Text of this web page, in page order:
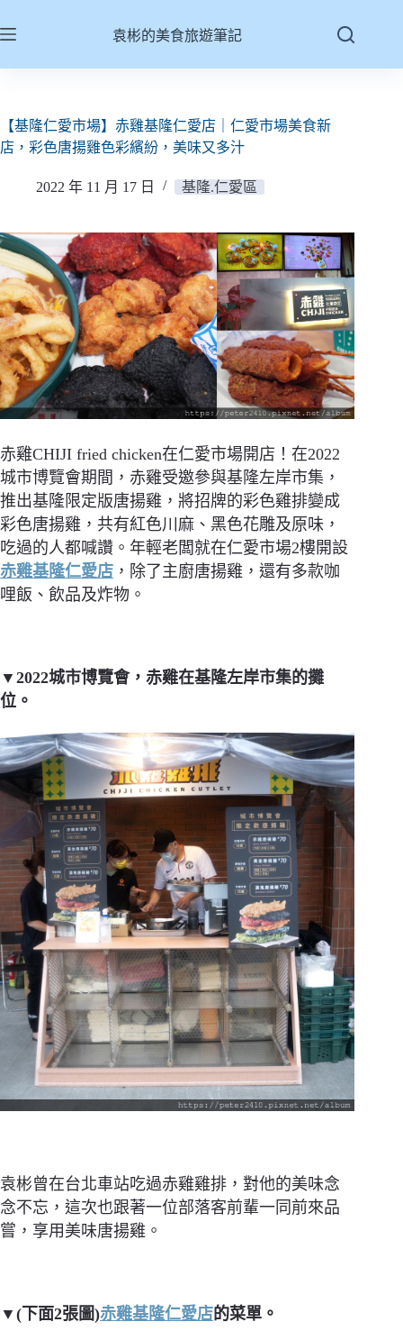
至
容
袁彬的美食旅遊筆記
【基隆仁愛市場】赤雞基隆仁愛店｜仁愛市場美食新
店，彩色唐揚雞色彩繽紛，美味又多汁
2022 年 11 月 17 日 基隆.仁愛區
赤雞CHIJI fried chicken在仁愛市場開店！在2022
城市博覽會期間，赤雞受邀參與基隆左岸市集，
推出基隆限定版唐揚雞，將招牌的彩色雞排變成
彩色唐揚雞，共有紅色川麻、黑色花雕及原味，
吃過的人都喊讚。年輕老闆就在仁愛市場2樓開設
赤雞基隆仁愛店 ，除了主廚唐揚雞，還有多款咖
哩飯、飲品及炸物。
▼2022城市博覽會，赤雞在基隆左岸市集的攤
位。
袁彬曾在台北車站吃過赤雞雞排，對他的美味念
念不忘，這次也跟著一位部落客前輩一同前來品
嘗，享用美味唐揚雞。
▼(下面2張圖)赤雞基隆仁愛店的菜單。